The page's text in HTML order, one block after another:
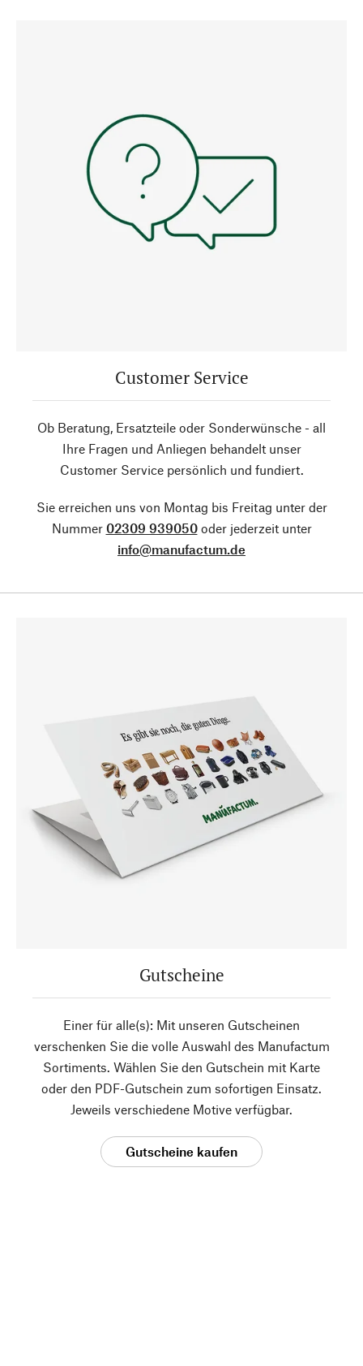
Customer Service
Ob Beratung, Ersatzteile oder Sonderwünsche - all
Ihre Fragen und Anliegen behandelt unser
Customer Service persönlich und fundiert.
Sie erreichen uns von Montag bis Freitag unter der
Nummer 02309 939050oder jederzeit unter
info@manufactum.de
Gutscheine
Einer für alle(s): Mit unseren Gutscheinen
verschenken Sie die volle Auswahl des Manufactum
Sortiments. Wählen Sie den Gutschein mit Karte
oder den PDF-Gutschein zum sofortigen Einsatz.
Jeweils verschiedene Motive verfügbar.
Gutscheine kaufen